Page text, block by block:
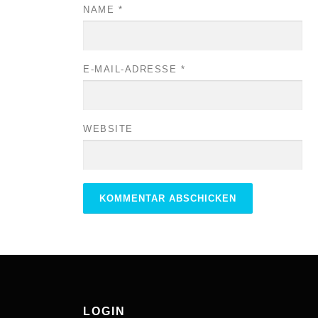
NAME *
E-MAIL-ADRESSE *
WEBSITE
LOGIN